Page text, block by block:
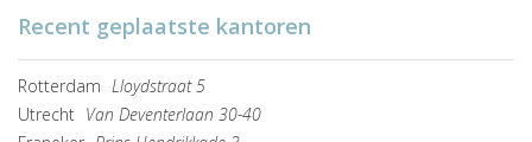
Recent geplaatste kantoren
Rotterdam Lloydstraat 5
Utrecht Van Deventerlaan 30-40